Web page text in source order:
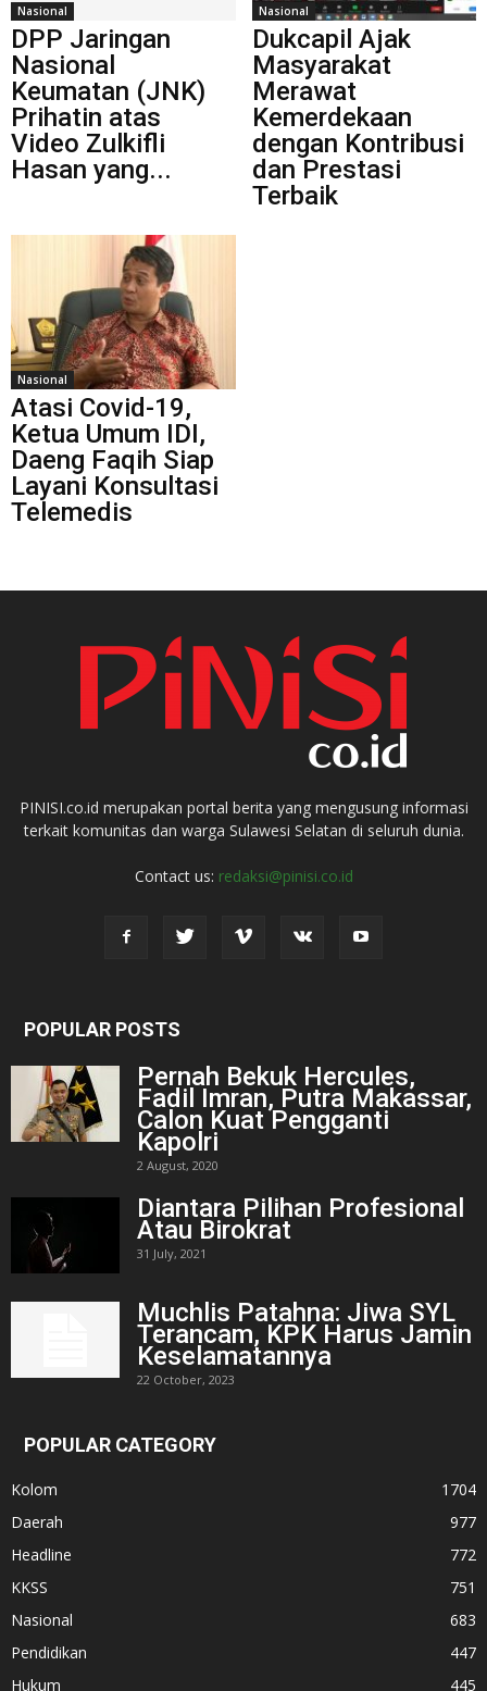
Nasional
DPP Jaringan
Nasional
Keumatan (JNK)
Prihatin atas
Video Zulkifli
Hasan yang...
Nasional
Dukcapil Ajak
Masyarakat
Merawat
Kemerdekaan
dengan Kontribusi
dan Prestasi
Terbaik
Nasional
Atasi Covid-19,
Ketua Umum IDI,
Daeng Faqih Siap
Layani Konsultasi
Telemedis
PINISI.co.id merupakan portal berita yang mengusung informasi
terkait komunitas dan warga Sulawesi Selatan di seluruh dunia.
Contact us: redaksi@pinisi.co.id
POPULAR POSTS
Pernah Bekuk Hercules,
Fadil Imran, Putra Makassar,
Calon Kuat Pengganti
Kapolri
2 August, 2020
Diantara Pilihan Profesional
Atau Birokrat
31 July, 2021
Muchlis Patahna: Jiwa SYL
Terancam, KPK Harus Jamin
Keselamatannya
22 October, 2023
POPULAR CATEGORY
Kolom
1704
Daerah
977
Headline
772
KKSS
751
Nasional
683
Pendidikan
447
Hukum
445